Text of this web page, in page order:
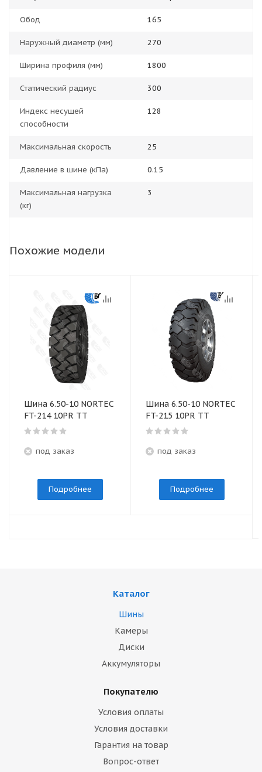
Обод 165
Наружный диаметр (мм) 270
Ширина профиля (мм) 1800
Статический радиус 300
Индекс несущей
способности
128
Максимальная скорость 25
Давление в шине (кПа) 0.15
Максимальная нагрузка
(кг)
3
Похожие модели
Шина 6.50-10 NORTEC
FT-214 10PR TT
под заказ
Подробнее
Шина 6.50-10 NORTEC
FT-215 10PR TT
под заказ
Подробнее
Каталог
Шины
Камеры
Диски
Аккумуляторы
Покупателю
Условия оплаты
Условия доставки
Гарантия на товар
Вопрос-ответ